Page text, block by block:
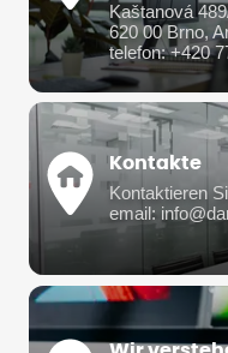
Kaštanová
620 00 Brno,
telefon: +420
Kontakte
Kontaktieren
email: